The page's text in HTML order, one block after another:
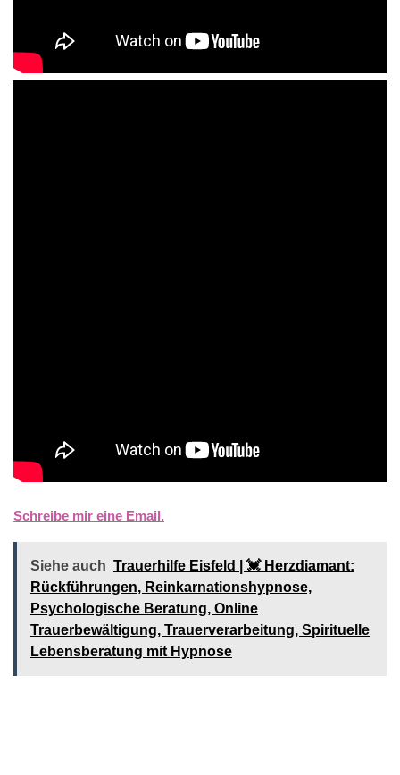
Schreibe mir eine Email.
Siehe auch Trauerhilfe Eisfeld | 💓️️ Herzdiamant:
Rückführungen, Reinkarnationshypnose,
Psychologische Beratung, Online
Trauerbewältigung, Trauerverarbeitung, Spirituelle
Lebensberatung mit Hypnose